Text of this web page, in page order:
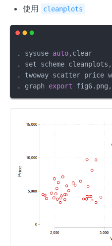
使用 cleanplots
. sysuse auto,clear
. set scheme cleanplots,
. twoway scatter price
. graph export